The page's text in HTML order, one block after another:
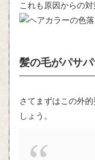
これも原因からの
髪の毛がパサ
さてまずはこの外
しょう。